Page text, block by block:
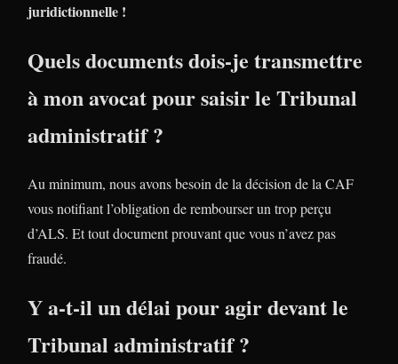
juridictionnelle !
Quels documents dois-je transmettre
à mon avocat pour saisir le Tribunal
administratif ?
Au minimum, nous avons besoin de la décision de la CAF
vous notifiant l’obligation de rembourser un trop perçu
d’ALS. Et tout document prouvant que vous n’avez pas
fraudé.
Y a-t-il un délai pour agir devant le
Tribunal administratif ?